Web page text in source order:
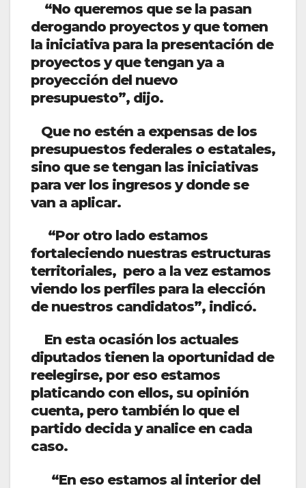
“No queremos que se la pasan
derogando proyectos y que tomen
la iniciativa para la presentación de
proyectos y que tengan ya a
proyección del nuevo
presupuesto”, dijo.
Que no estén a expensas de los
presupuestos federales o estatales,
sino que se tengan las iniciativas
para ver los ingresos y donde se
van a aplicar.
“Por otro lado estamos
fortaleciendo nuestras estructuras
territoriales, pero a la vez estamos
viendo los perfiles para la elección
de nuestros candidatos”, indicó.
En esta ocasión los actuales
diputados tienen la oportunidad de
reelegirse, por eso estamos
platicando con ellos, su opinión
cuenta, pero también lo que el
partido decida y analice en cada
caso.
“En eso estamos al interior del